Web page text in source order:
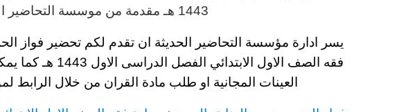
1443 هـ
مقدمة من موسسة التحاضير
يسر ادارة مؤسسة التحاضير الحديثة ان تقدم لكم تحضير فواز
فقه الصف الاول الابتدائي الفصل الدراسى الاول 1443 هـ
كما
العينات المجانية او طلب مادة القران من خلال الرابط